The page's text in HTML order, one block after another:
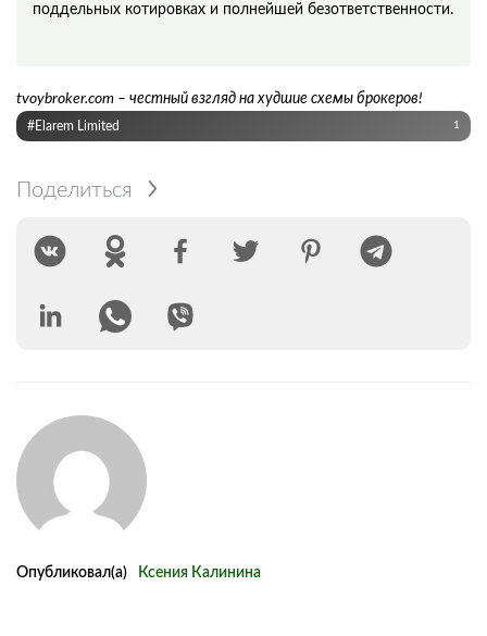
поддельных котировках и полнейшей безответственности.
tvoybroker.com – честный взгляд на худшие схемы брокеров!
#Elarem Limited 1
Поделиться
Опубликовал(а) Ксения Калинина